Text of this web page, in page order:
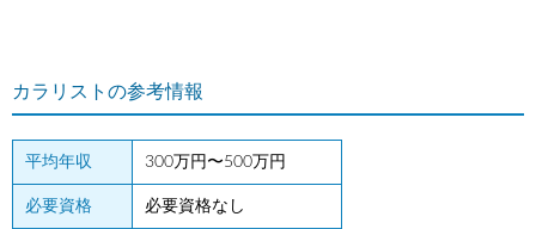
カラリストの参考情報
平均年収 300万円〜500万円
必要資格 必要資格なし